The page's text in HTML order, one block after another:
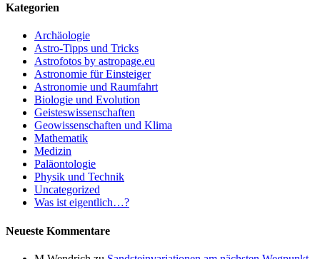
Kategorien
Archäologie
Astro-Tipps und Tricks
Astrofotos by astropage.eu
Astronomie für Einsteiger
Astronomie und Raumfahrt
Biologie und Evolution
Geisteswissenschaften
Geowissenschaften und Klima
Mathematik
Medizin
Paläontologie
Physik und Technik
Uncategorized
Was ist eigentlich…?
Neueste Kommentare